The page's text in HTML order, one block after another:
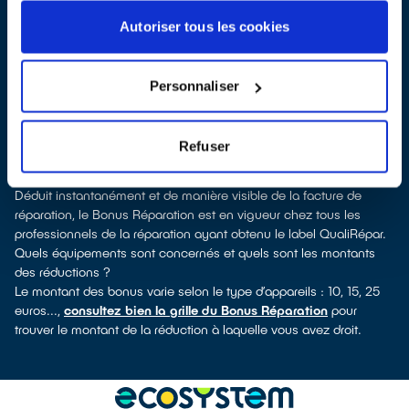
Autoriser tous les cookies
Personnaliser
Refuser
Apt, vous pouvez consulter notreannuaire de réparateurs
labellisés QualiRépar. En cliquant sur la fiche détaillée du
professionnel a obtenu le label. Réfrigérateur, lave-vaisselle, petit
électroménager, télé, smartphone, outillage électroportatif : à
chaque famille d’équipements son réparateur spécialisé et
labellisé QualiRépar.
Comment bénéficier du Bonus Réparation à Saint-Saturnin-lès-
Apt ?
Déduit instantanément et de manière visible de la facture de
réparation, le Bonus Réparation est en vigueur chez tous les
professionnels de la réparation ayant obtenu le label QualiRépar.
Quels équipements sont concernés et quels sont les montants
des réductions ?
Le montant des bonus varie selon le type d’appareils : 10, 15, 25
euros..., consultez bien la grille du Bonus Réparation pour
trouver le montant de la réduction à laquelle vous avez droit.